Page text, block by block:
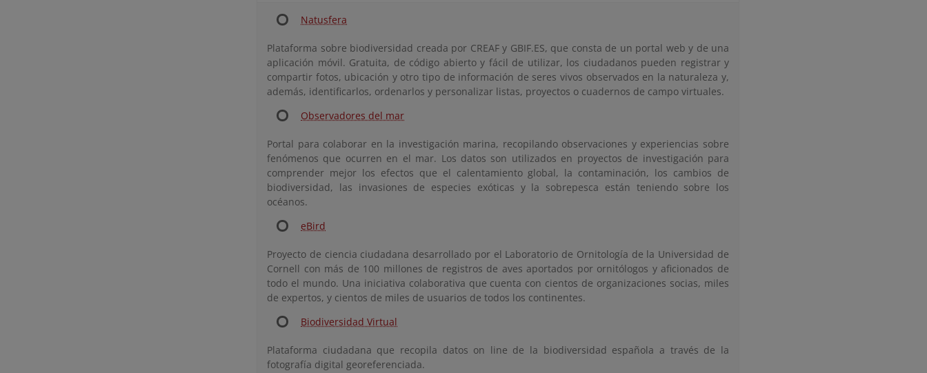
Natusfera
Plataforma sobre biodiversidad creada por CREAF y GBIF.ES, que consta de un portal web y de una
aplicación móvil. Gratuita, de código abierto y fácil de utilizar, los ciudadanos pueden registrar y
compartir fotos, ubicación y otro tipo de información de seres vivos observados en la naturaleza y,
además, identificarlos, ordenarlos y personalizar listas, proyectos o cuadernos de campo virtuales.
Observadores del mar
Portal para colaborar en la investigación marina, recopilando observaciones y experiencias sobre
fenómenos que ocurren en el mar. Los datos son utilizados en proyectos de investigación para
comprender mejor los efectos que el calentamiento global, la contaminación, los cambios de
biodiversidad, las invasiones de especies exóticas y la sobrepesca están teniendo sobre los
océanos.
eBird
Proyecto de ciencia ciudadana desarrollado por el Laboratorio de Ornitología de la Universidad de
Cornell con más de 100 millones de registros de aves aportados por ornitólogos y aficionados de
todo el mundo. Una iniciativa colaborativa que cuenta con cientos de organizaciones socias, miles
de expertos, y cientos de miles de usuarios de todos los continentes.
Biodiversidad Virtual
Plataforma ciudadana que recopila datos on line de la biodiversidad española a través de la
fotografía digital georeferenciada.